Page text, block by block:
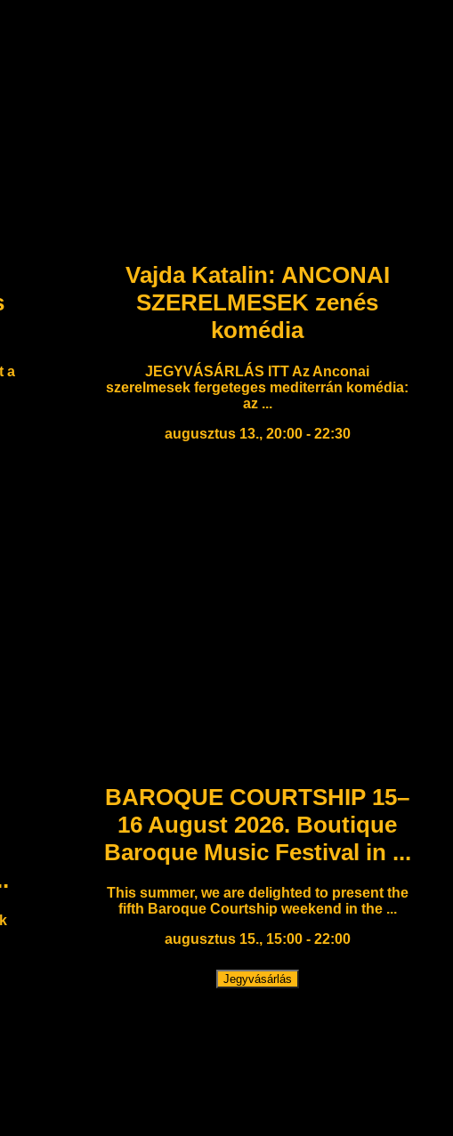
a
Vajda Katalin: ANCONAI
SZERELMESEK zenés
komédia
JEGYVÁSÁRLÁS ITT Az Anconai
szerelmesek fergeteges mediterrán komédia:
az ...
augusztus 13., 20:00 - 22:30
BAROQUE COURTSHIP 15–
16 August 2026. Boutique
Baroque Music Festival in ...
This summer, we are delighted to present the
fifth Baroque Courtship weekend in the ...
augusztus 15., 15:00 - 22:00
Jegyvásárlás